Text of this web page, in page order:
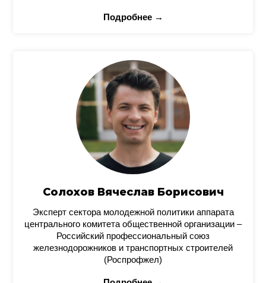
Подробнее →
Солохов Вячеслав Борисович
Эксперт сектора молодежной политики аппарата
центрального комитета общественной организации –
Российский профессиональный союз
железнодорожников и транспортных строителей
(Роспрофжел)